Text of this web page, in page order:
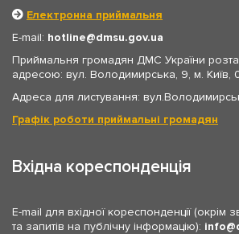
Електронна приймальня
E-mail: hotline
dmsu.gov.ua
Приймальня громадян ДМС України
адресою: вул. Володимирська, 9, м. Київ,
Адреса для листування:
Графік роботи приймальні громадян
Вхідна кореспонденція
E-mail для вхідної кореспонденції (окрім
та запитів на публічну інформацію): info